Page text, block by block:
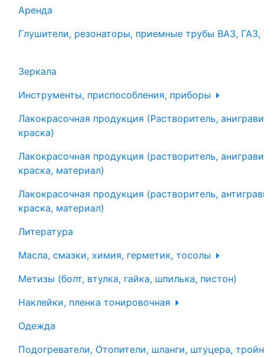
Аренда
Глушители, резонаторы, приемные трубы ВАЗ, ГАЗ,
Зеркала
Инструменты, приспособления, приборы
Лакокрасочная продукция (Растворитель,
краска)
Лакокрасочная продукция (растворитель,
краска, материал)
Лакокрасочная продукция (растворитель,
краска, материал)
Литература
Масла, смазки, химия, герметик, тосолы
Метизы (болт, втулка, гайка, шпилька, пистон)
Наклейки, пленка тонировочная
Одежда
Подогреватели, Отопители, шланги, штуцера,